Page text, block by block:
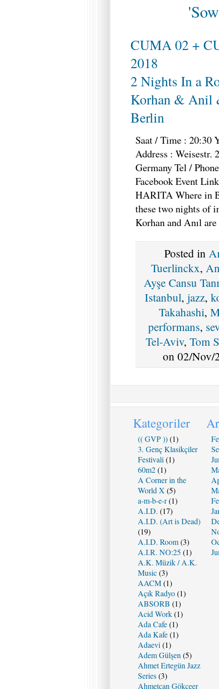
CUMA 02 +
2018
2 Nights In a
Korhan & Anil
Berlin
Saat / Time : 20:30
Address : Weisestr.
Germany Tel /
Facebook Event
HARITA Where in
these two nights of
Korhan and Anıl
Posted in
Tuerlinckx,
Ayşe Cansu
Istanbul, jazz,
Takahashi,
performans,
Tel-Aviv, Tom
on 02/
Kategoriler
(( GVP ))(1)
3. Genç Klasikçiler
Festivali (1)
60m2(1)
A Corner in the
World X (5)
a-m-b-e-r(1)
A.I.D. (17)
A.I.D. (Art is Dead)
(19)
A.I.D. Room(3)
A.I.R. NO:25 (1)
A.K. Müzik / A.K.
Music(3)
AACM(1)
Açık Radyo(1)
ABSORB (1)
Acid Work(1)
Ada Cafe(1)
Ada Kafe(1)
Adaevi (1)
Adem Gülşen (5)
Ahmet Ertegün Jazz
Series(3)
Ahmetcan Gökçeer